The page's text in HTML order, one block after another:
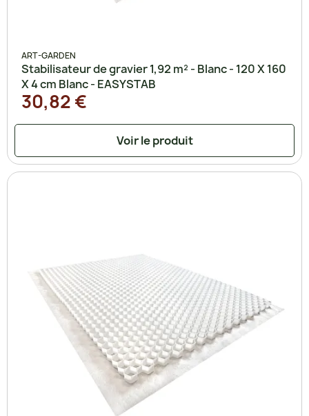
ART-GARDEN
Stabilisateur de gravier 1,92 m² - Blanc - 120 X 160
X 4 cm Blanc - EASYSTAB
30,82 €
Voir le produit